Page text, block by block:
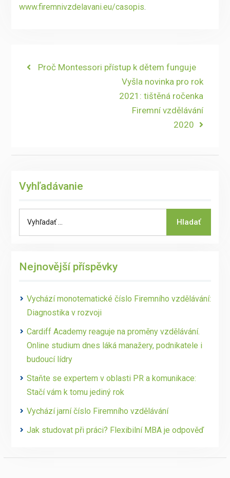
www.firemnivzdelavani.eu/casopis
Navigace
Previous
Proč Montessori přístup k dětem funguje
Next
post:
Vyšla novinka pro rok
2021: tištěná ročenka
Firemní vzdělávání
2020
Vyhľadávanie
Hladať
Nejnovější příspěvky
Vychází monotematické číslo Firemního vzdělávání:
Diagnostika v rozvoji
Cardiff Academy reaguje na proměny vzdělávání.
Online studium dnes láká manažery, podnikatele i
budoucí lídry
Staňte se expertem v oblasti PR a komunikace:
Stačí vám k tomu jediný rok
Vychází jarní číslo Firemního vzdělávání
Jak studovat při práci? Flexibilní MBA je odpověď